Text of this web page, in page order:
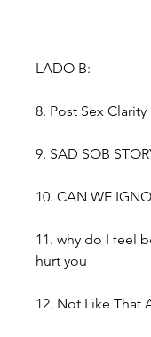
LADO B:
8. Post Sex Clarity
9. SAD SOB
10. CAN WE
11. why do I feel
hurt you
12. Not Like That